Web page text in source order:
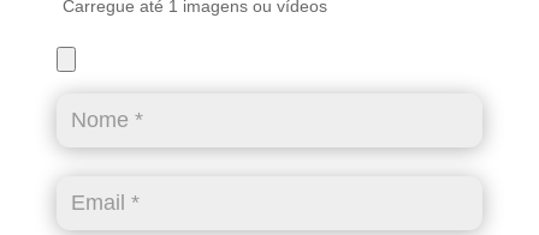
Carregue até 1 imagens ou vídeos